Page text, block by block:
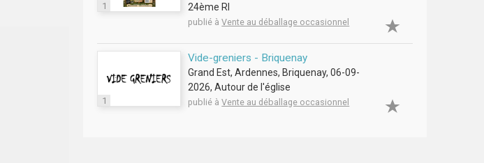
1
24ème RI
publié àVente au déballage occasionnel
1
Vide-greniers - Briquenay
Grand Est, Ardennes, Briquenay, 06-09-
2026, Autour de l'église
publié àVente au déballage occasionnel